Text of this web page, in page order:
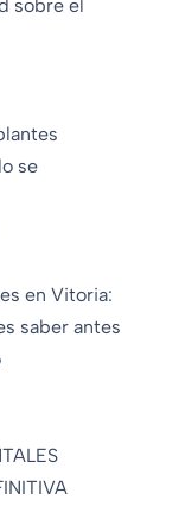
sobre el
se
en Vitoria:
saber antes